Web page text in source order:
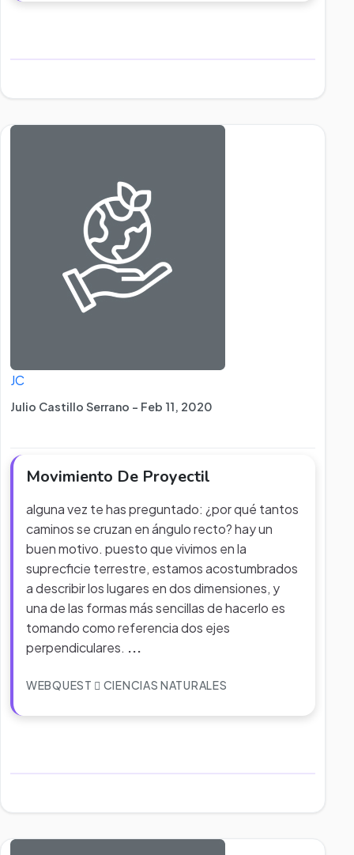
JC
Julio Castillo Serrano - Feb 11, 2020
Movimiento De Proyectil
alguna vez te has preguntado: ¿por qué tantos
caminos se cruzan en ángulo recto? hay un
buen motivo. puesto que vivimos en la
suprecficie terrestre, estamos acostumbrados
a describir los lugares en dos dimensiones, y
una de las formas más sencillas de hacerlo es
tomando como referencia dos ejes
perpendiculares. ...
WEBQUEST CIENCIAS NATURALES